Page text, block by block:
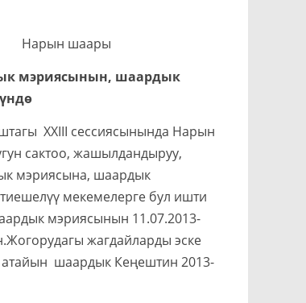
шаары
мэриясынын, шаардык
XXIII сессиясынында Нарын
сактоо, жашылдандыруу,
мэриясына, шаардык
мекемелерге бул ишти
мэриясынын 11.07.2013-
жагдайларды эске
атайын шаардык Кеңештин 2013-